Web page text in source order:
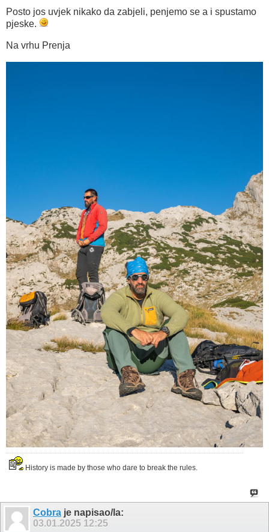
Posto jos uvjek nikako da zabjeli, penjemo se a i spustamo
pjeske.
Na vrhu Prenja
History is made by those who dare to break the rules.
Cobra je napisao/la:
03.01.2025 12:25